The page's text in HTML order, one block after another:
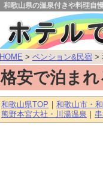
和歌山県の温泉付きや料理自
HOME > ペンション&民宿 >
格安で泊まれ
和歌山県TOP ｜ 和歌山市・
熊野本宮大社・川湯温泉 ｜